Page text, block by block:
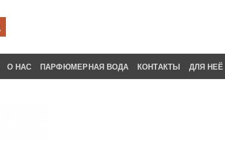
О НАС ПАРФЮМЕРНАЯ ВОДА КОНТАКТЫ ДЛЯ НЕЁ